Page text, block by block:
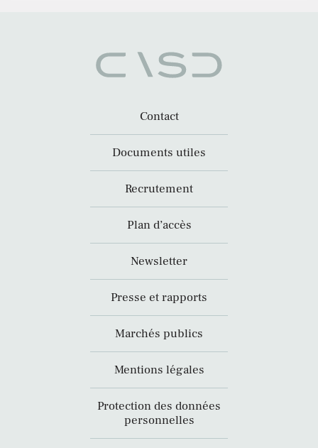
Contact
Documents utiles
Recrutement
Plan d’accès
Newsletter
Presse et rapports
Marchés publics
Mentions légales
Protection des données
personnelles